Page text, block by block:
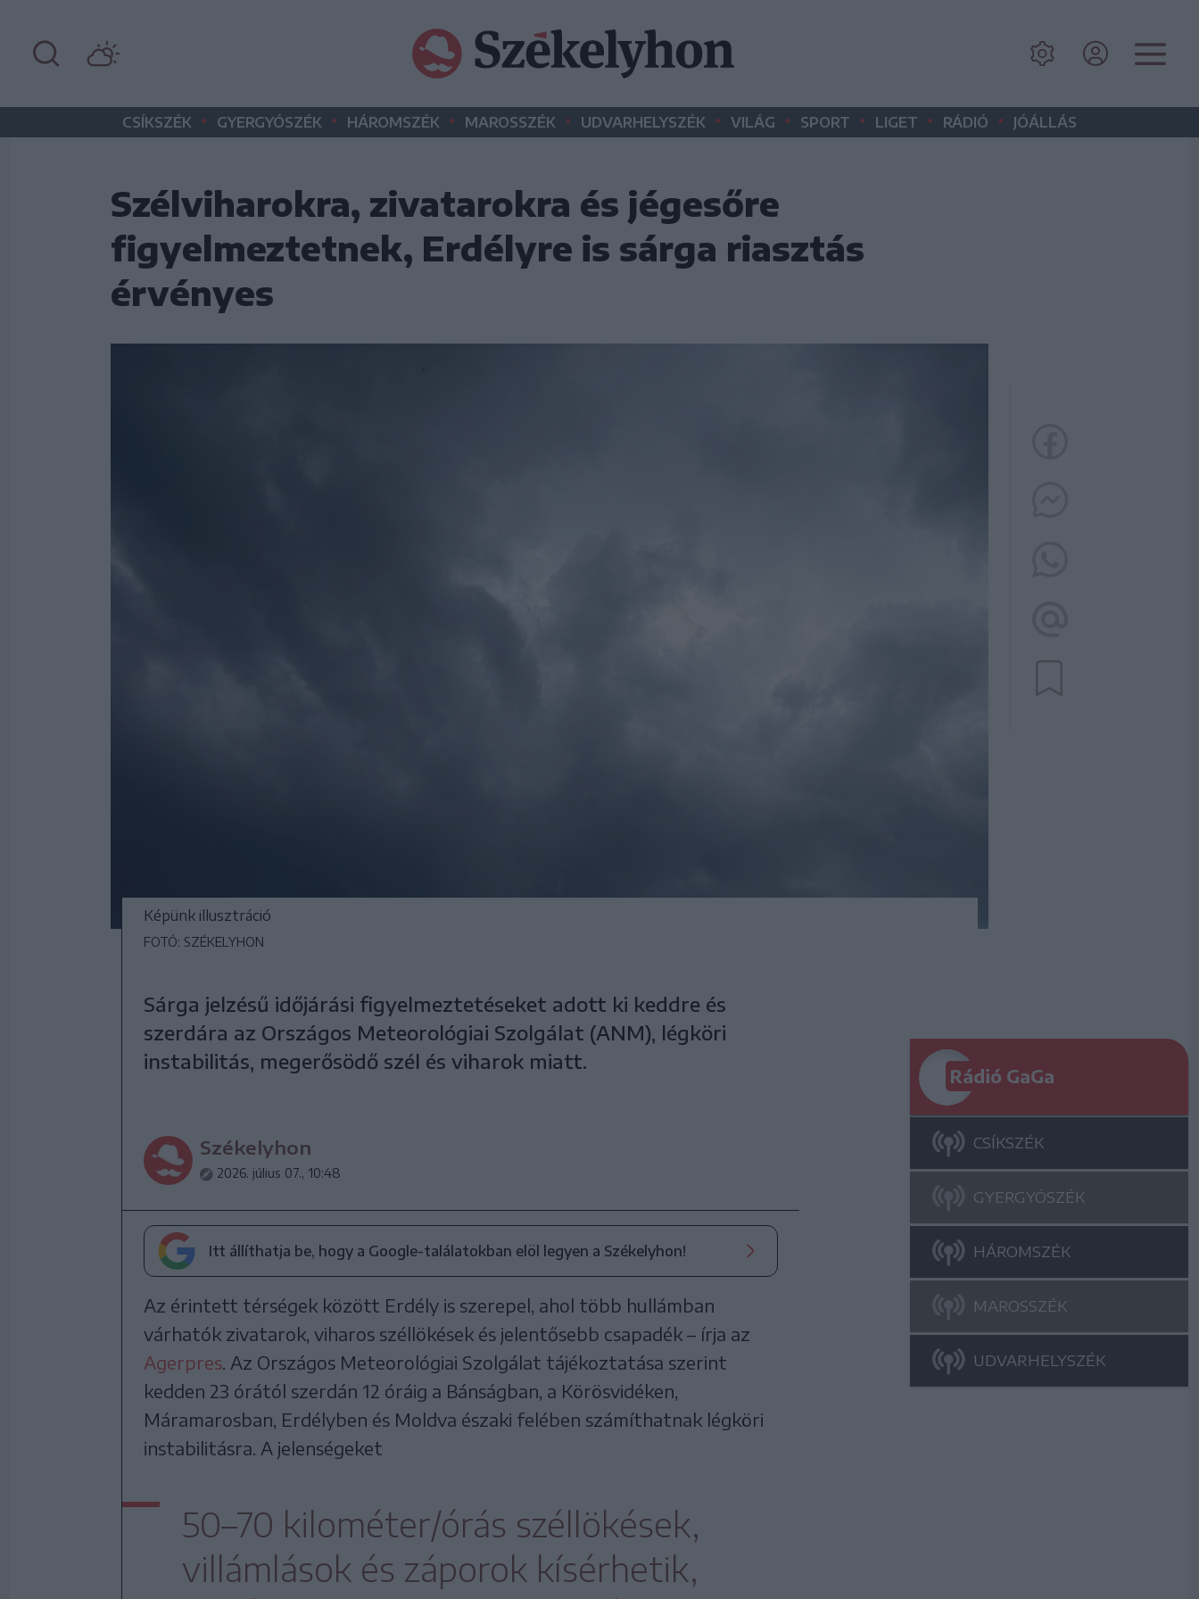
CSÍKSZÉK • GYERGYÓSZÉK • HÁROMSZÉK • MAROSSZÉK • UDVARHELYSZÉK • VILÁG • SPORT • LIGET • RÁDIÓ • JÓÁLLÁS
Szélviharokra, zivatarokra és jégesőre
figyelmeztetnek, Erdélyre is sárga riasztás
érvényes
Képünk illusztráció
FOTÓ: SZÉKELYHON
Sárga jelzésű időjárási figyelmeztetéseket adott ki keddre és
szerdára az Országos Meteorológiai Szolgálat (ANM), légköri
instabilitás, megerősödő szél és viharok miatt.
Székelyhon
2026. július 07., 10:48
Itt állíthatja be, hogy a Google-találatokban elöl legyen a Székelyhon!
Az érintett térségek között Erdély is szerepel, ahol több hullámban
várhatók zivatarok, viharos széllökések és jelentősebb csapadék – írja az
Agerpres. Az Országos Meteorológiai Szolgálat tájékoztatása szerint
kedden 23 órától szerdán 12 óráig a Bánságban, a Körösvidéken,
Máramarosban, Erdélyben és Moldva északi felében számíthatnak légköri
instabilitásra. A jelenségeket
50–70 kilométer/órás széllökések,
villámlások és záporok kísérhetik,
Rádió GaGa
CSÍKSZÉK
GYERGYÓSZÉK
HÁROMSZÉK
MAROSSZÉK
UDVARHELYSZÉK